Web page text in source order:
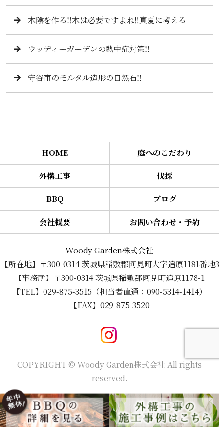
木陰を作る‼️木は必要ですよね‼️真夏に考える
ウッディーガーデンの熱中症対策‼️
守谷市のモルタル造形の自然石‼️
HOME 庭へのこだわり
外構工事 伐採
BBQ ブログ
会社概要 お問い合わせ・予約
Woody Garden株式会社
【所在地】〒300-0314 茨城県稲敷郡阿見町大字追原1181番地3
【事務所】〒300-0314 茨城県稲敷郡阿見町追原1178-1
【TEL】029-875-3515（担当者直通：090-5314-1414）
【FAX】029-875-3520
COPYRIGHT © Woody Garden株式会社 All rights
reserved.